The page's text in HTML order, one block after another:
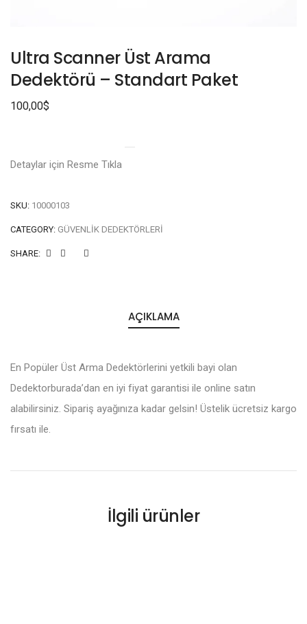
Ultra Scanner Üst Arama
Dedektörü – Standart Paket
100,00$
Detaylar için Resme Tıkla
SKU: 10000103
CATEGORY: GÜVENLIK DEDEKTÖRLERI
SHARE:
AÇIKLAMA
En Popüler Üst Arma Dedektörlerini yetkili bayi olan
Dedektorburada’dan en iyi fiyat garantisi ile online satın
alabilirsiniz. Sipariş ayağınıza kadar gelsin! Üstelik ücretsiz kargo
fırsatı ile.
İlgili ürünler